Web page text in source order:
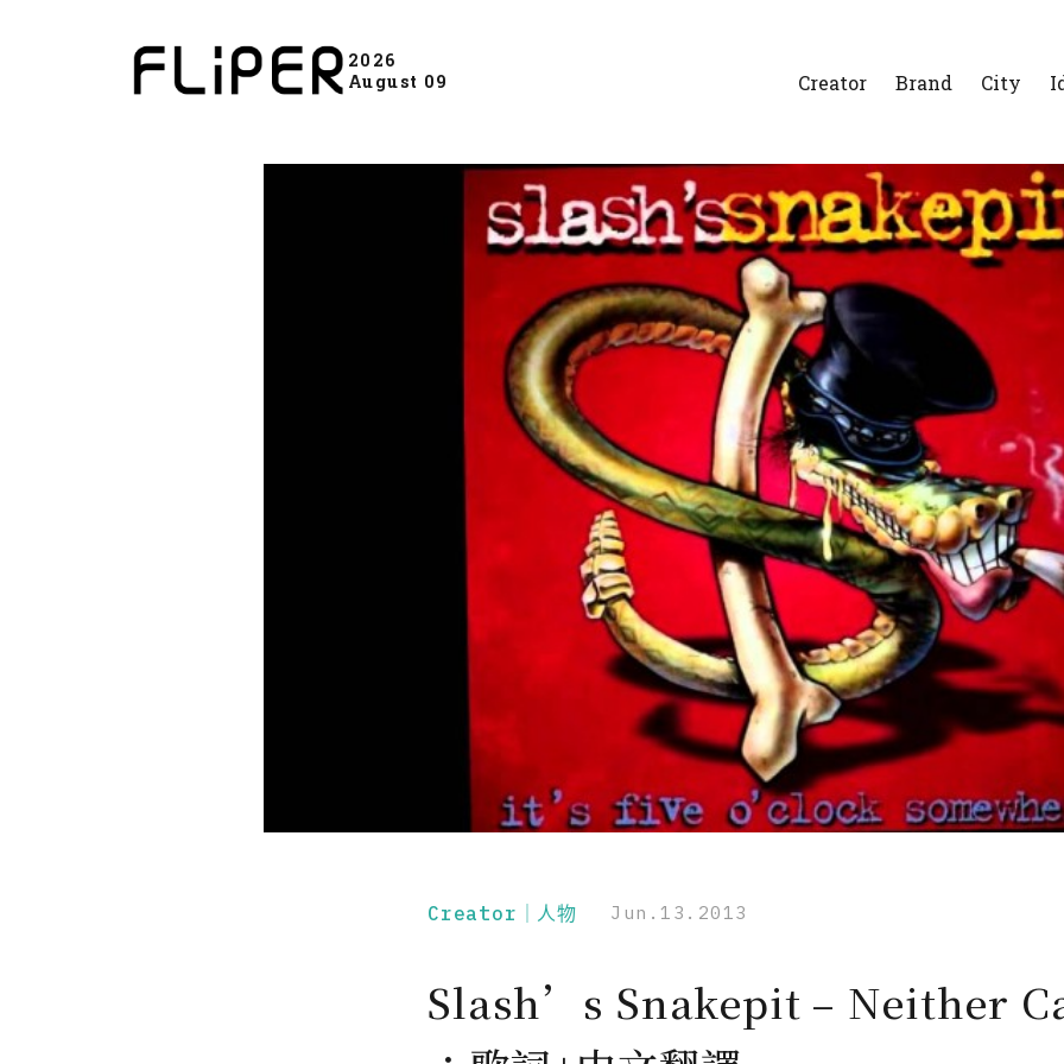
2026
August 09
Creator Brand City
Creator｜人物 Jun.13.2013
Slash’s Snakepit – Neither